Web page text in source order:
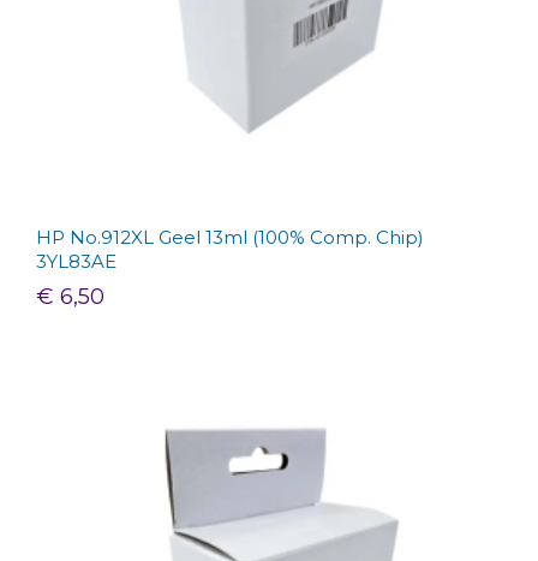
HP No.912XL Geel 13ml (100% Comp. Chip)
3YL83AE
€ 6,50